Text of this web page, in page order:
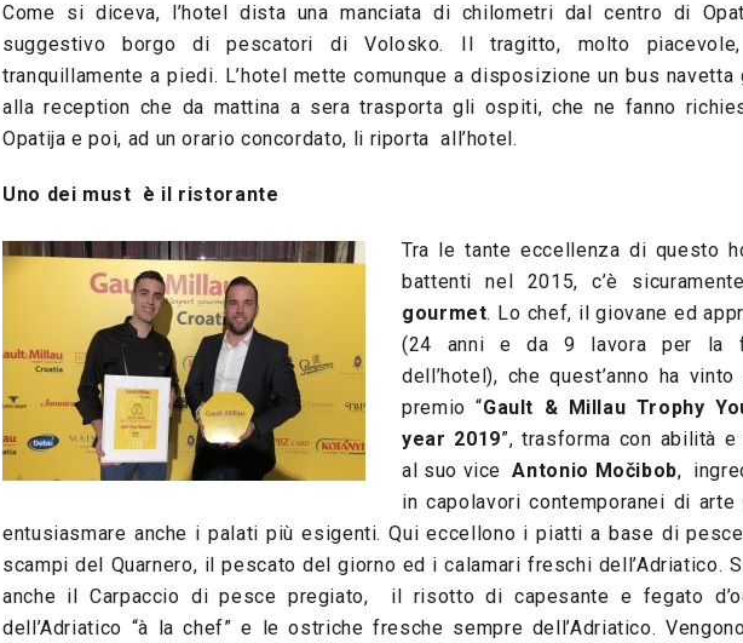
Come si diceva, l’hotel dista una manciata di chilometri dal centro di
suggestivo borgo di pescatori di Volosko. Il tragitto, molto
tranquillamente a piedi. L’hotel mette comunque a disposizione un bus navetta
alla reception che da mattina a sera trasporta gli ospiti, che ne fanno
Opatija e poi, ad un orario concordato, li riporta all’hotel.
Uno dei must è il ristorante
Tra le tante eccellenza di questo
battenti nel 2015, c’è
gourmet. Lo chef, il giovane ed
(24 anni e da 9 lavora per la
dell’hotel), che quest’anno ha
premio “Gault & Millau Trophy
year 2019”, trasforma con abilità
al suo viceAntonio Močibob,
in capolavori contemporanei di
entusiasmare anche i palati più esigenti. Qui eccellono i piatti a base di
scampi del Quarnero, il pescato del giorno ed i calamari freschi dell’Adriatico.
anche il Carpaccio di pesce pregiato, il risotto di capesante e fegato
dell’Adriatico “à la chef” e le ostriche fresche sempre dell’Adriatico.